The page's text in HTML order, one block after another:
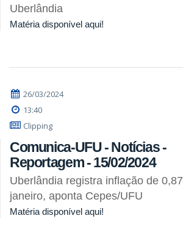
Uberlândia
Matéria disponível aqui!
26/03/2024
13:40
Clipping
Comunica-UFU - Notícias -
Reportagem - 15/02/2024
Uberlândia registra inflação de
janeiro, aponta Cepes/UFU
Matéria disponível aqui!